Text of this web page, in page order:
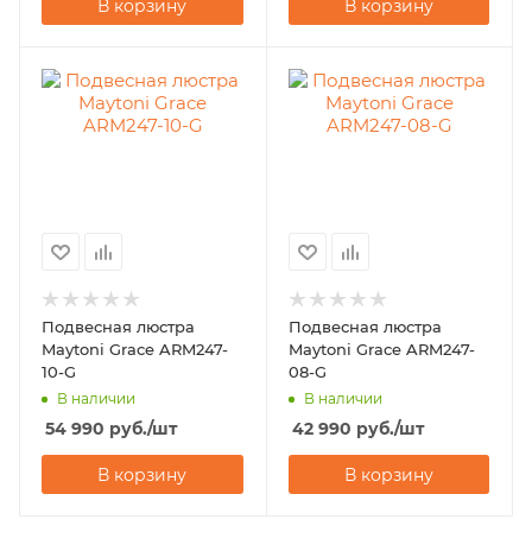
В корзину В корзину
Подвесная люстра
Maytoni Grace ARM247-
10-G
В наличии
54 990 руб./шт
В корзину
Подвесная люстра
Maytoni Grace ARM247-
08-G
В наличии
42 990 руб./шт
В корзину